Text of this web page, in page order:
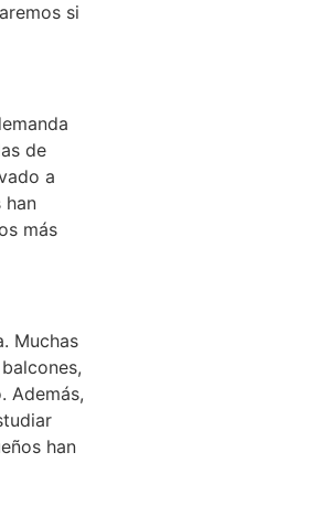
si
de
a
han
más
Muchas
Además,
han